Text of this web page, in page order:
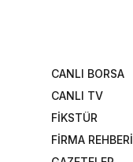
CANLI BORSA
CANLI TV
FİKSTÜR
FİRMA REHBERİ